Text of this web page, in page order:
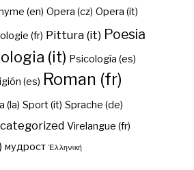
(en) Opera (cz) Opera (it)
(fr) Pittura (it) Poesia
(it) Psicología (es)
(es) Roman (fr)
(la) Sport (it) Sprache (de)
Virelangue (fr)
мудрост Ἑλληνική